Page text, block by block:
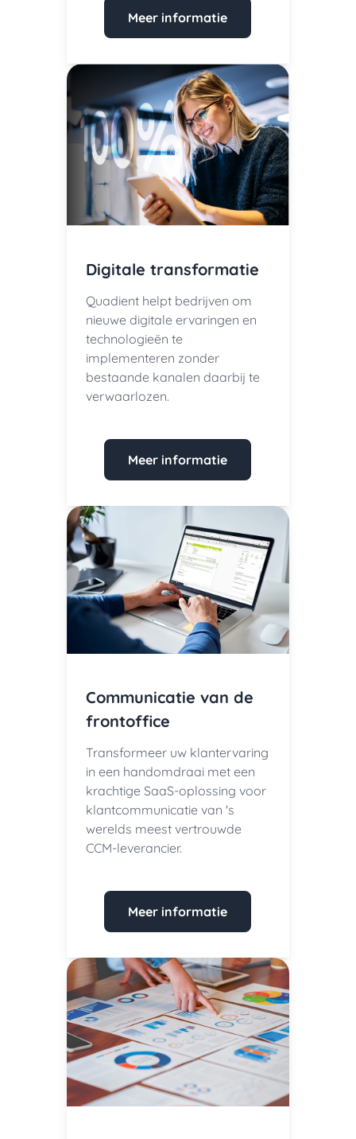
Meer informatie
Digitale transformatie
Quadient helpt bedrijven om
nieuwe digitale ervaringen en
technologieën te
implementeren zonder
bestaande kanalen daarbij te
verwaarlozen.
Meer informatie
Communicatie van de
frontoffice
Transformeer uw klantervaring
in een handomdraai met een
krachtige SaaS-oplossing voor
klantcommunicatie van 's
werelds meest vertrouwde
CCM-leverancier.
Meer informatie